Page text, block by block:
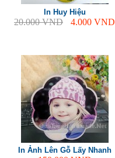
In Huy Hiệu
20.000VND 4.000 VND
In Ảnh Lên Gỗ Lấy Nhanh